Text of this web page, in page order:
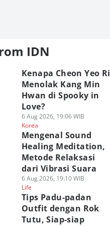
IDN
Kenapa Cheon Yeo Ri
Menolak Kang Min
Hwan di Spooky in
Love?
6 Aug 2026, 19:06 WIB
Korea
Mengenal Sound
Healing Meditation,
Metode Relaksasi
dari Vibrasi Suara
6 Aug 2026, 19:10 WIB
Life
Tips Padu-padan
Outfit dengan Rok
Tutu, Siap-siap